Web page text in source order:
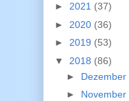
► 2021 (37)
► 2020 (36)
► 2019 (53)
▼ 2018 (86)
► Dezember
► November